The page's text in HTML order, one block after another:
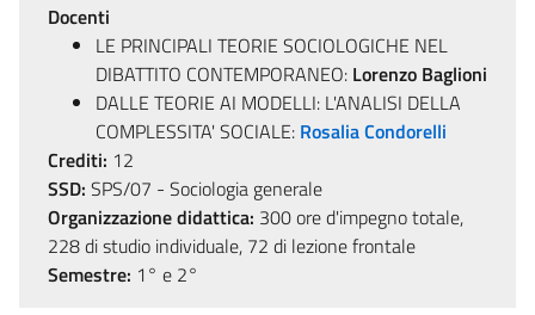
Docenti
LE PRINCIPALI TEORIE SOCIOLOGICHE NEL
DIBATTITO CONTEMPORANEO: Lorenzo Baglioni
DALLE TEORIE AI MODELLI: L'ANALISI DELLA
COMPLESSITA' SOCIALE: Rosalia Condorelli
Crediti: 12
SSD: SPS/07 - Sociologia generale
Organizzazione didattica: 300 ore d'impegno totale,
228 di studio individuale, 72 di lezione frontale
Semestre: 1° e 2°